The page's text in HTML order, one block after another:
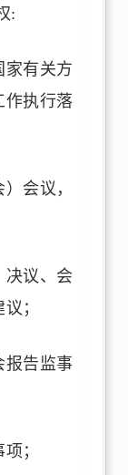
:
家有关方
作执行落
会议，
决议、会
；
报告监事
；